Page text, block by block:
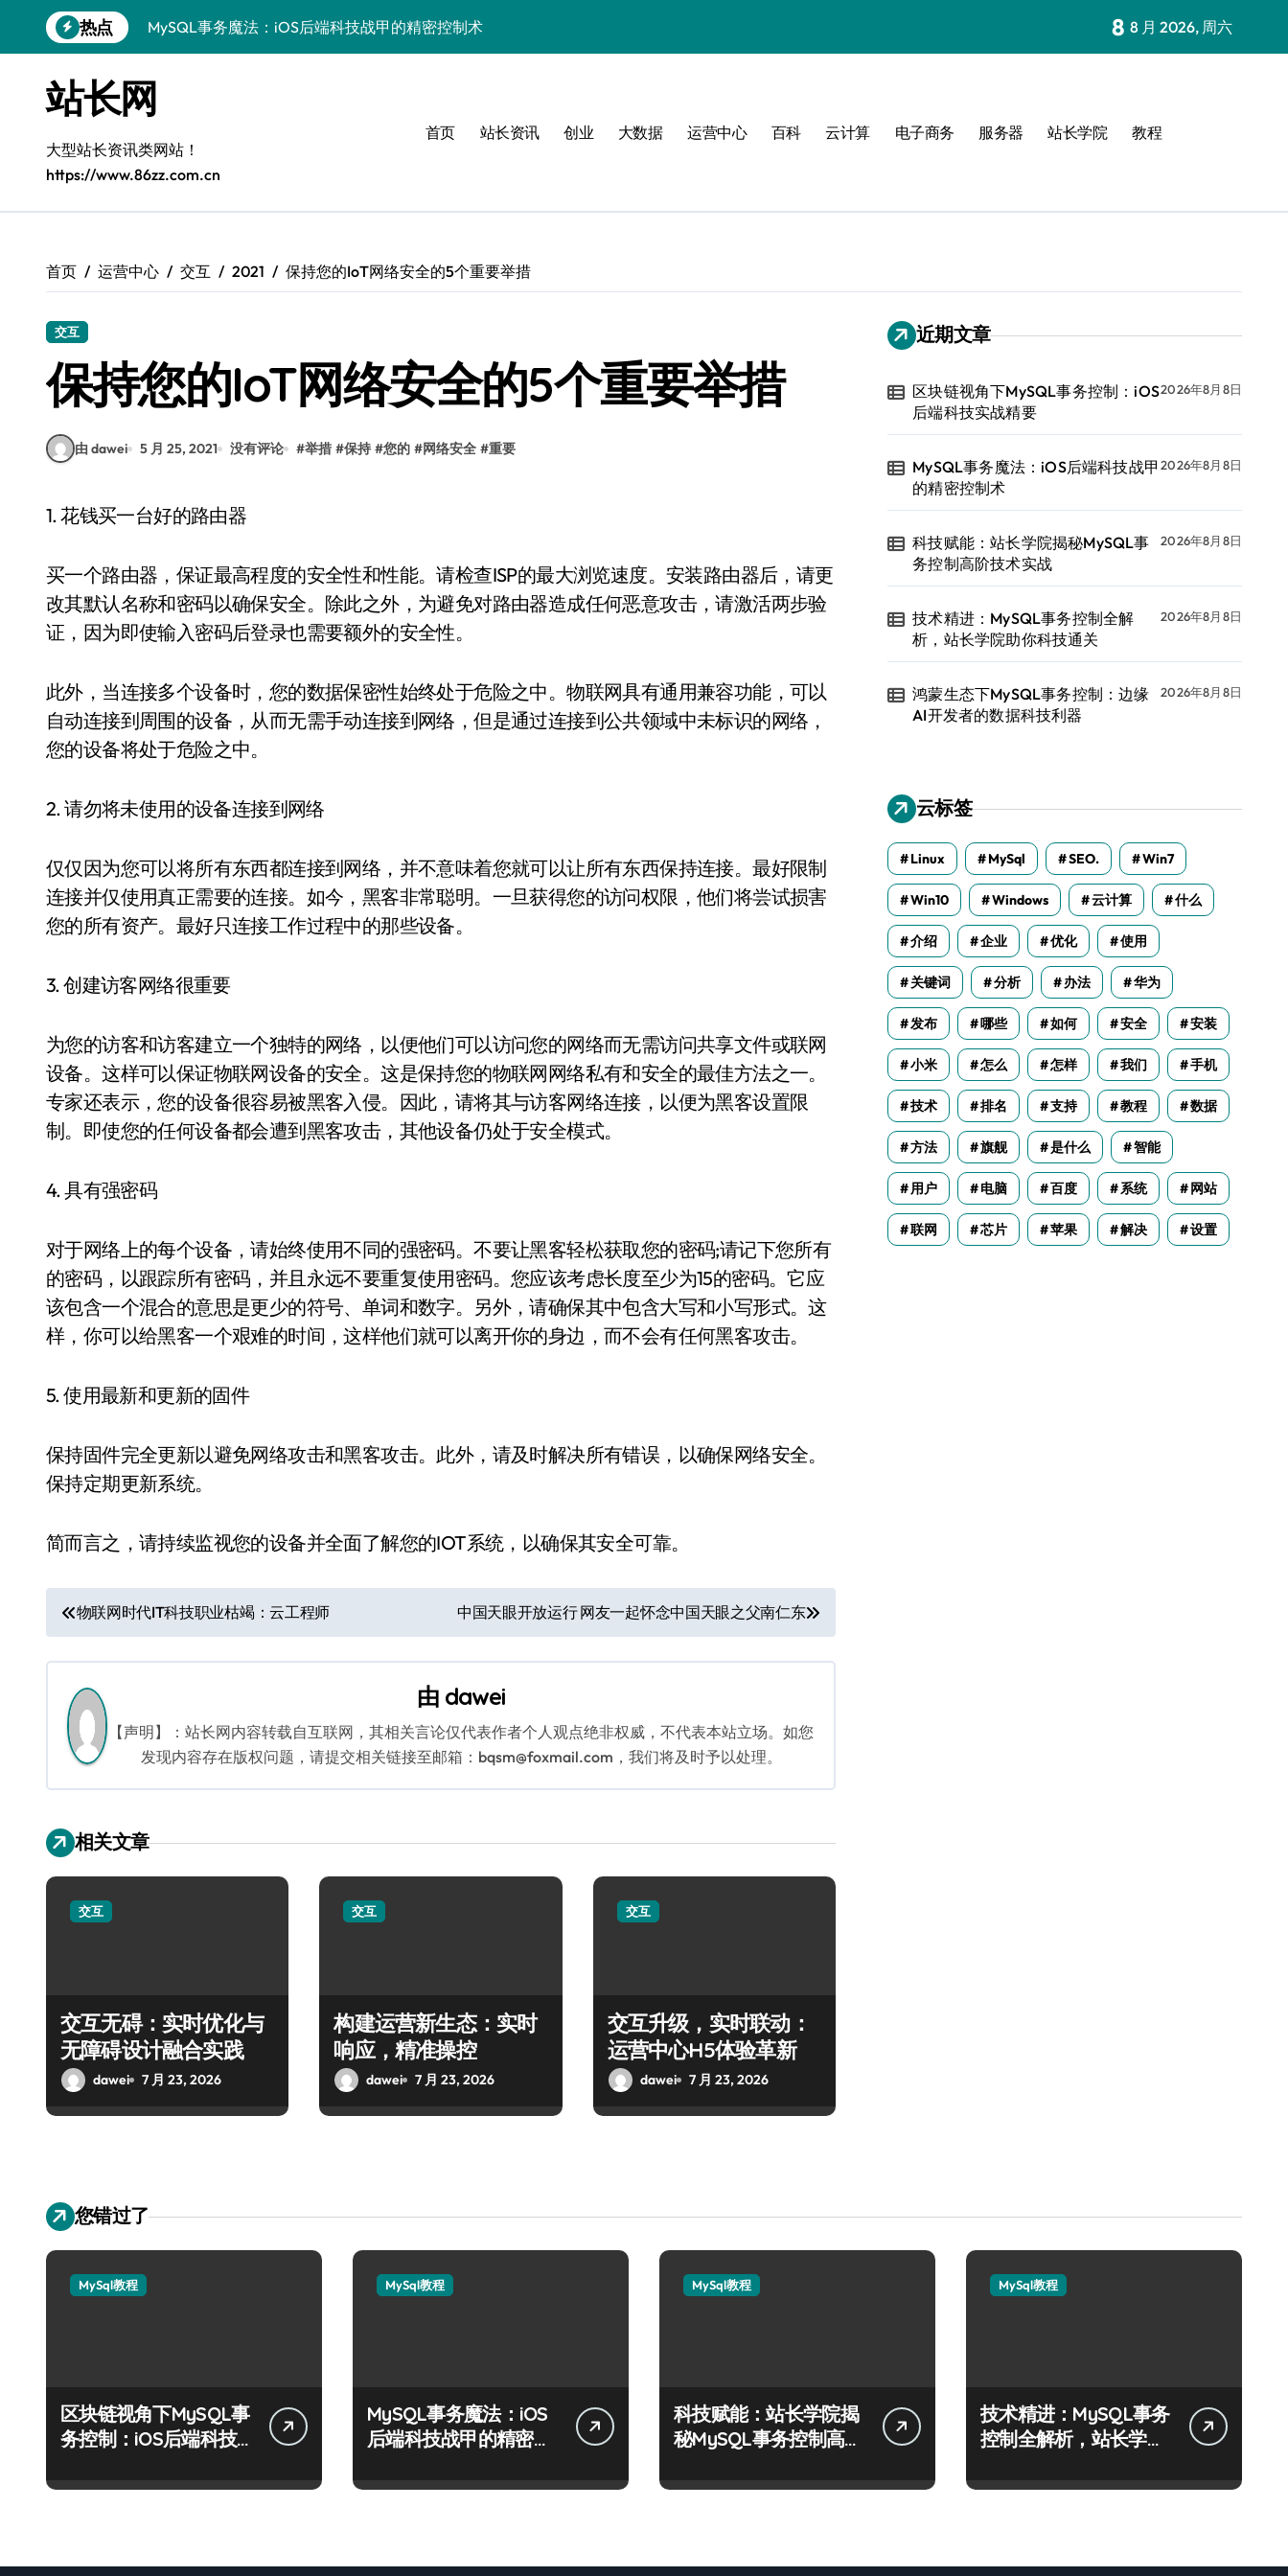
到
热点
MySQL事务魔法：iOS后端科技战甲的精密控制术
技术精进：MySQL事务控制全解析，站长学院助你科技通关
鸿蒙生态下MySQL事务控制：边缘AI开发者的数据科技利器
Go语言赋能MySQL事务管理：科技驱动的高效实践精要
AI赋能站长：MySQL事务控制技术实战精解与科技应用
VR开发进阶：MySQL事务控制精析与科技实战赋能方案
区块链视角下MySQL事务控制：iOS后端科技实战精要
8 8 月 2026, 周六
站长网
大型站长资讯类网站！
https://www.86zz.com.cn
首页 站长资讯 创业 大数据 运营中心 百科 云计算 电子商务 服务器 站长学院 教程
首页 运营中心 交互 2021 保持您的IoT网络安全的5个重要举措
交互
保持您的IoT网络安全的5个重要举措
由 dawei 5 月 25, 2021 没有评论 #举措 #保持 #您的 #网络安全 #重要
1. 花钱买一台好的路由器
买一个路由器，保证最高程度的安全性和性能。请检查ISP的最大浏览速度。安装路由器后，请更
改其默认名称和密码以确保安全。除此之外，为避免对路由器造成任何恶意攻击，请激活两步验
证，因为即使输入密码后登录也需要额外的安全性。
此外，当连接多个设备时，您的数据保密性始终处于危险之中。物联网具有通用兼容功能，可以
自动连接到周围的设备，从而无需手动连接到网络，但是通过连接到公共领域中未标识的网络，
您的设备将处于危险之中。
2. 请勿将未使用的设备连接到网络
仅仅因为您可以将所有东西都连接到网络，并不意味着您就可以让所有东西保持连接。最好限制
连接并仅使用真正需要的连接。如今，黑客非常聪明。一旦获得您的访问权限，他们将尝试损害
您的所有资产。最好只连接工作过程中的那些设备。
3. 创建访客网络很重要
为您的访客和访客建立一个独特的网络，以便他们可以访问您的网络而无需访问共享文件或联网
设备。这样可以保证物联网设备的安全。这是保持您的物联网网络私有和安全的最佳方法之一。
专家还表示，您的设备很容易被黑客入侵。因此，请将其与访客网络连接，以便为黑客设置限
制。即使您的任何设备都会遭到黑客攻击，其他设备仍处于安全模式。
4. 具有强密码
对于网络上的每个设备，请始终使用不同的强密码。不要让黑客轻松获取您的密码;请记下您所有
的密码，以跟踪所有密码，并且永远不要重复使用密码。您应该考虑长度至少为15的密码。它应
该包含一个混合的意思是更少的符号、单词和数字。另外，请确保其中包含大写和小写形式。这
样，你可以给黑客一个艰难的时间，这样他们就可以离开你的身边，而不会有任何黑客攻击。
5. 使用最新和更新的固件
保持固件完全更新以避免网络攻击和黑客攻击。此外，请及时解决所有错误，以确保网络安全。
保持定期更新系统。
简而言之，请持续监视您的设备并全面了解您的IOT系统，以确保其安全可靠。
文
章
导
航
物联网时代IT科技职业枯竭：云工程师 中国天眼开放运行 网友一起怀念中国天眼之父南仁东
由 dawei
【声明】：站长网内容转载自互联网，其相关言论仅代表作者个人观点绝非权威，不代表本站立场。如您
发现内容存在版权问题，请提交相关链接至邮箱：bqsm@foxmail.com，我们将及时予以处理。
相关文章
交互
交互无碍：实时优化与
无障碍设计融合实践
dawei 7 月 23, 2026
交互
构建运营新生态：实时
响应，精准操控
dawei 7 月 23, 2026
交互
交互升级，实时联动：
运营中心H5体验革新
dawei 7 月 23, 2026
近期文章
区块链视角下MySQL事务控制：iOS
后端科技实战精要
2026年8月8日
MySQL事务魔法：iOS后端科技战甲
的精密控制术
2026年8月8日
科技赋能：站长学院揭秘MySQL事
务控制高阶技术实战
2026年8月8日
技术精进：MySQL事务控制全解
析，站长学院助你科技通关
2026年8月8日
鸿蒙生态下MySQL事务控制：边缘
AI开发者的数据科技利器
2026年8月8日
云标签
Linux MySql SEO. Win7
Win10 Windows 云计算 什么
介绍 企业 优化 使用
关键词 分析 办法 华为
发布 哪些 如何 安全 安装
小米 怎么 怎样 我们 手机
技术 排名 支持 教程 数据
方法 旗舰 是什么 智能
用户 电脑 百度 系统 网站
联网 芯片 苹果 解决 设置
您错过了
MySql教程
区块链视角下MySQL事
务控制：iOS后端科技
MySql教程
MySQL事务魔法：iOS
后端科技战甲的精密控
MySql教程
科技赋能：站长学院揭
秘MySQL事务控制高阶
MySql教程
技术精进：MySQL事务
控制全解析，站长学院